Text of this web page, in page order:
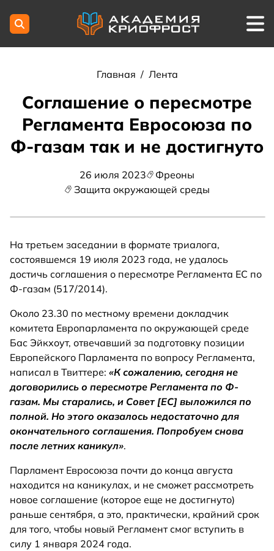
Главная / Лента
Соглашение о пересмотре
Регламента Евросоюза по
Ф-газам так и не достигнуто
26 июля 2023
Фреоны
Защита окружающей среды
На третьем заседании в формате триалога,
состоявшемся 19 июля 2023 года, не удалось
достичь соглашения о пересмотре Регламента ЕС по
Ф-газам (517/2014).
Около 23.30 по местному времени докладчик
комитета Европарламента по окружающей среде
Бас Эйкхоут, отвечавший за подготовку позиции
Европейского Парламента по вопросу Регламента,
написал в Твиттере: «К сожалению, сегодня не
договорились о пересмотре Регламента по Ф-
газам. Мы старались, и Совет [ЕС] выложился по
полной. Но этого оказалось недостаточно для
окончательного соглашения. Попробуем снова
после летних каникул».
Парламент Евросоюза почти до конца августа
находится на каникулах, и не сможет рассмотреть
новое соглашение (которое еще не достигнуто)
раньше сентября, а это, практически, крайний срок
для того, чтобы новый Регламент смог вступить в
силу 1 января 2024 года.